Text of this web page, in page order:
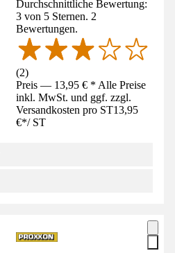
Durchschnittliche Bewertung:
3 von 5 Sternen. 2
Bewertungen.
(2)
Preis — 13,95 € * Alle Preise
inkl. MwSt. und ggf. zzgl.
Versandkosten pro ST13,95
€*/ ST